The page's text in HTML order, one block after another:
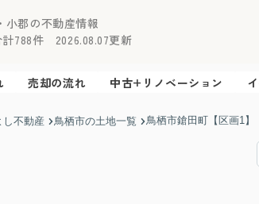
小郡の不動産情報
788件 2026.08.07更新
売却の流れ 中古+リノベーション
し不動産 鳥栖市の土地一覧 鳥栖市鎗田町【区画1】